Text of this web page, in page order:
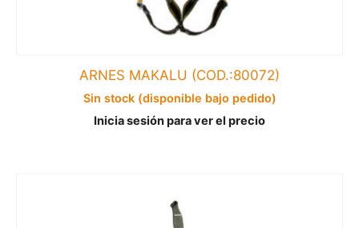
ARNES MAKALU (COD.:80072)
Sin stock (disponible bajo pedido)
Inicia sesión para ver el precio